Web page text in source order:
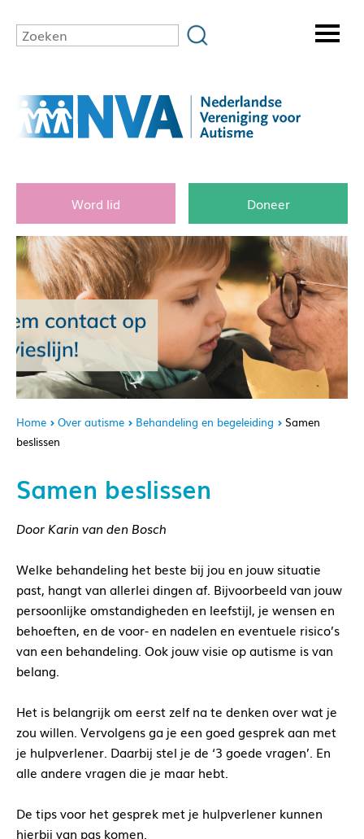
Word lid Doneer
Home Over autisme Behandeling en begeleiding
Samen
beslissen
Samen beslissen
Door Karin van den Bosch
Welke behandeling het beste bij jou en jouw situatie
past, hangt van allerlei dingen af. Bijvoorbeeld van jouw
persoonlijke omstandigheden en leefstijl, je wensen en
behoeften, en de voor- en nadelen en eventuele risico’s
van een behandeling. Ook jouw visie op autisme is van
belang.
Het is belangrijk om eerst zelf na te denken over wat je
zou willen. Vervolgens ga je een goed gesprek aan met
je hulpverlener. Daarbij stel je de ‘3 goede vragen’. En
alle andere vragen die je maar hebt.
De tips voor het gesprek met je hulpverlener kunnen
hierbij van pas komen.